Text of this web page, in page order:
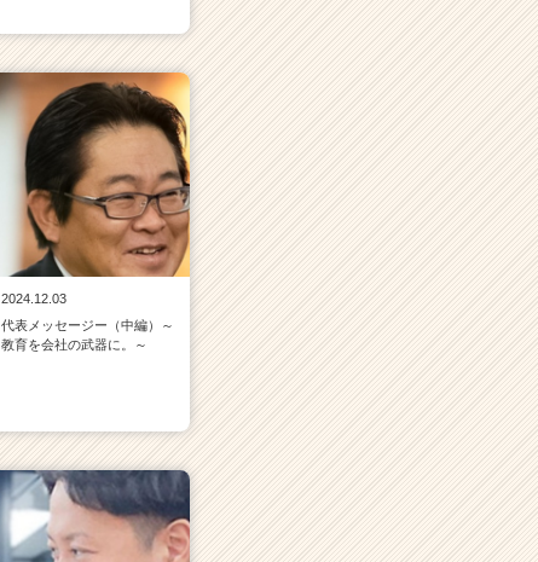
2024.12.03
代表メッセージー（中編）～
教育を会社の武器に。～